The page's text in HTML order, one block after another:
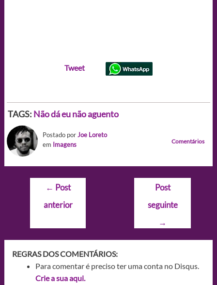
Tweet
TAGS: Não dá eu não aguento
Postado porJoe Loreto
em Imagens Comentários
Navegação
Post
← Post
anterior
Post
seguinte
→
REGRAS DOS COMENTÁRIOS:
Para comentar é preciso ter uma conta no Disqus.
Crie a sua aqui.